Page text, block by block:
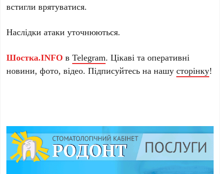
встигли врятуватися.
Наслідки атаки уточнюються.
Шостка.INFO вTelegram. Цікаві та оперативні
новини, фото, відео. Підписуйтесь на нашусторінку!